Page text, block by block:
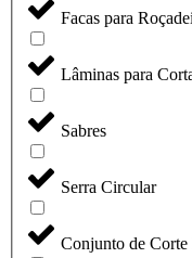
Facas para
Lâminas para
Sabres
Serra Circular
Conjunto de